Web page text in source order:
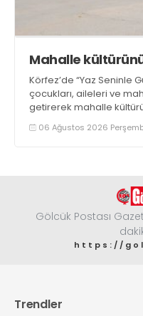
Mahalle
Körfez’de “Yaz Seninle
çocukları, aileleri ve
getirerek mahalle
sağlıyor
06 Ağustos 2026
Gölcük Postası
https://
Trendler